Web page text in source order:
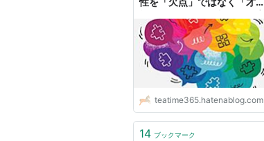
～ - TeaTime∞
teatime365.hatenablog.com
14 ブックマーク